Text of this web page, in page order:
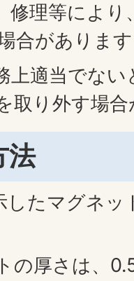
修理等によ
合がありま
上適当でな
取り外す場
法
したマグネ
の厚さは、